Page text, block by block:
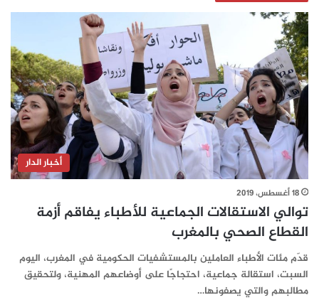
أخبار الدار
18 أغسطس، 2019
توالي الاستقالات الجماعية للأطباء يفاقم أزمة
القطاع الصحي بالمغرب
قدّم مئات الأطباء العاملين بالمستشفيات الحكومية في المغرب، اليوم
السبت، استقالة جماعية، احتجاجًا على أوضاعهم المهنية، ولتحقيق
مطالبهم والتي يصفونها…